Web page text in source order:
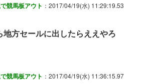
競馬板アウト ：2017/04/19(水) 11:29:19.53
地方セールに出したらええやろ
競馬板アウト ：2017/04/19(水) 11:36:15.97